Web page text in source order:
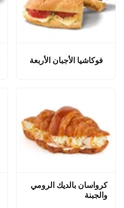
فوكاشيا الأجبان الأربعة
كرواسان بالديك الرومي
والجبنة